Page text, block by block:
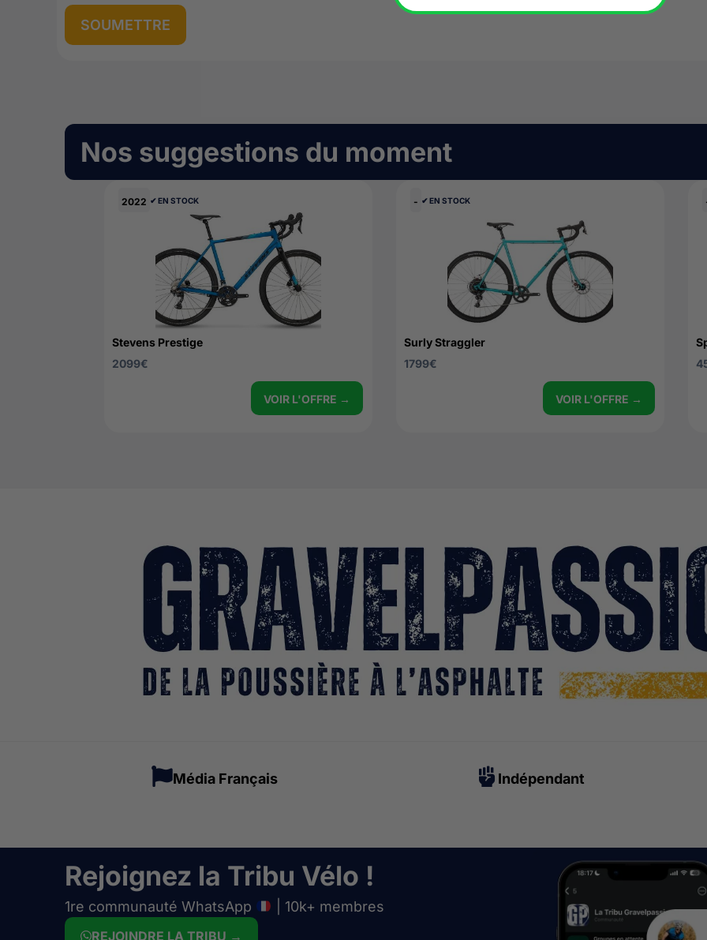
Nos suggestions du moment
2022 ✔︎ EN STOCK
Stevens Prestige
2099€
VOIR L'OFFRE →
- ✔︎ EN STOCK
Surly Straggler
1799€
VOIR L'OFFRE →
Média Français Indépendant
Rejoignez la Tribu Vélo !
1re communauté WhatsApp | 10k+ membres
REJOINDRE LA TRIBU →